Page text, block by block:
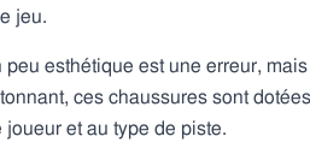
jeu.
esthétique est une erreur,
ces chaussures sont
et au type de piste.